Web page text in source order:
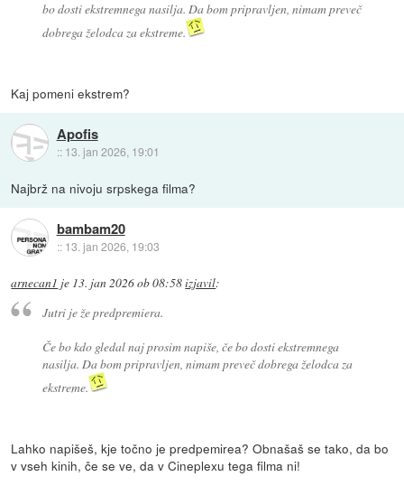
bo dosti ekstremnega nasilja. Da bom pripravljen, nimam preveč
dobrega želodca za ekstreme.
Kaj pomeni ekstrem?
Apofis
:: 13. jan 2026, 19:01
Najbrž na nivoju srpskega filma?
bambam20
:: 13. jan 2026, 19:03
arnecan1 je 13. jan 2026 ob 08:58izjavil:
Jutri je že predpremiera.
Če bo kdo gledal naj prosim napiše, če bo dosti ekstremnega
nasilja. Da bom pripravljen, nimam preveč dobrega želodca za
ekstreme.
Lahko napišeš, kje točno je predpemirea? Obnašaš se tako, da bo
v vseh kinih, če se ve, da v Cineplexu tega filma ni!